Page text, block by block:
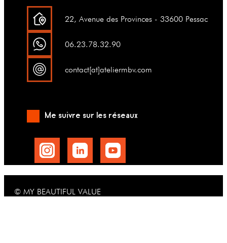
22, Avenue des Provinces - 33600 Pessac
06.23.78.32.90
contact[at]ateliermbv.com
Me suivre sur les réseaux
© MY BEAUTIFUL VALUE